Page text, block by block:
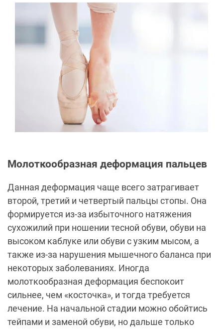
Молоткообразная деформация пальцев
Данная деформация чаще всего затрагивает
второй, третий и четвертый пальцы стопы. Она
формируется из-за избыточного натяжения
сухожилий при ношении тесной обуви, обуви на
высоком каблуке или обуви с узким мысом, а
также из-за нарушения мышечного баланса при
некоторых заболеваниях. Иногда
молоткообразная деформация беспокоит
сильнее, чем «косточка», и тогда требуется
лечение. На начальной стадии можно обойтись
тейпами и заменой обуви, но дальше только